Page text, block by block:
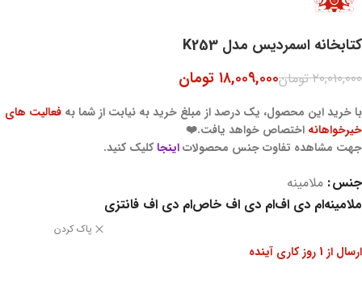
کتابخانه اسمردیس مدل K253
۲۰,۰۱۰,۰۰۰تومان۱۸,۰۰۹,۰۰۰ تومان
با خرید این محصول، یک درصد از مبلغ خرید به نیابت از شما به فعالیت های
خیرخواهانه اختصاص خواهد یافت.❤️
جهت مشاهده تفاوت جنس محصولاتاینجا کلیک کنید.
جنس ملامینه
ملامینهام دی افام دی اف خاصام دی اف فانتزی
پاک کردن
ارسال از 1 روز کاری آینده